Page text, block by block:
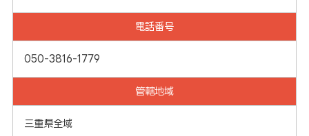
電話番号
050-3816-1779
管轄地域
三重県全域